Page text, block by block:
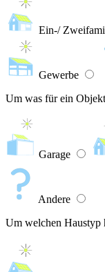
Ein-/
Gewerbe
Um was für ein
Garage
Andere
Um welchen Haustyp